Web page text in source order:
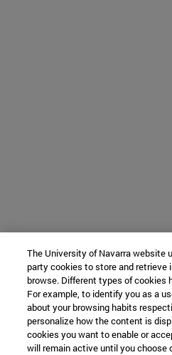
The University of Navarra website
party cookies to store and retrieve
browse. Different types of cookies
For example, to identify you as a
about your browsing habits
personalize how the content is
cookies you want to enable or
will remain active until you choose